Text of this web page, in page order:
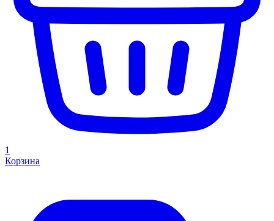
1
Корзина